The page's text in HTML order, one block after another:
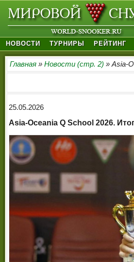
НОВОСТИ ТУРНИРЫ РЕЙТИНГ
Главная » Новости (стр. 2) » Asia-
25.05.2026
Asia-Oceania Q School 2026.